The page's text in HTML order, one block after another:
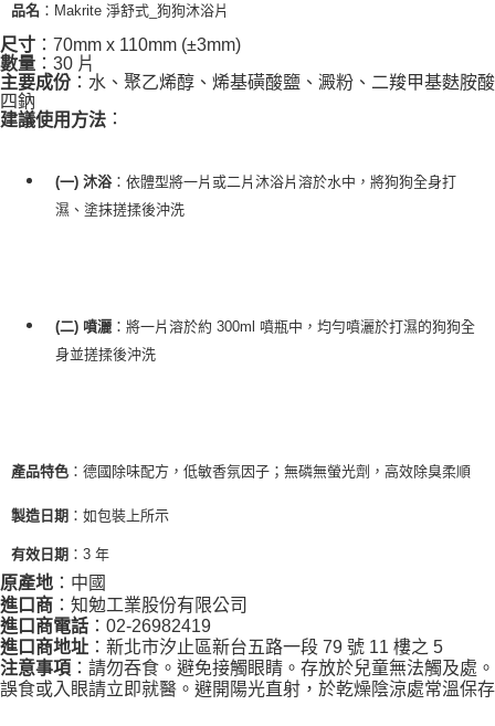
品名 ：Makrite 淨舒式_狗狗沐浴片
尺寸 ：70mm x 110mm (±3mm)
數量 ：30 片
主要成份 ：水、聚乙烯醇、烯基磺酸鹽、澱粉、二羧甲基麩胺酸
四鈉
建議使用方法 ：
(一) 沐浴：依體型將一片或二片沐浴片溶於水中，將狗狗全身打
濕、塗抹搓揉後沖洗
(二) 噴灑 ：將一片溶於約 300ml 噴瓶中，均勻噴灑於打濕的狗狗全
身並搓揉後沖洗
產品特色 ：德國除味配方，低敏香氛因子；無磷無螢光劑，高效除臭柔順
製造日期 ：如包裝上所示
有效日期 ：3 年
原產地 ：中國
進口商 ：知勉工業股份有限公司
進口商電話 ：02-26982419
進口商地址 ：新北市汐止區新台五路一段 79 號 11 樓之 5
注意事項 ：請勿吞食。避免接觸眼睛。存放於兒童無法觸及處。
誤食或入眼請立即就醫。避開陽光直射，於乾燥陰涼處常溫保存